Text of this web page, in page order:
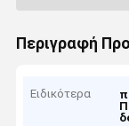
Περιγραφή
Ειδικότερα